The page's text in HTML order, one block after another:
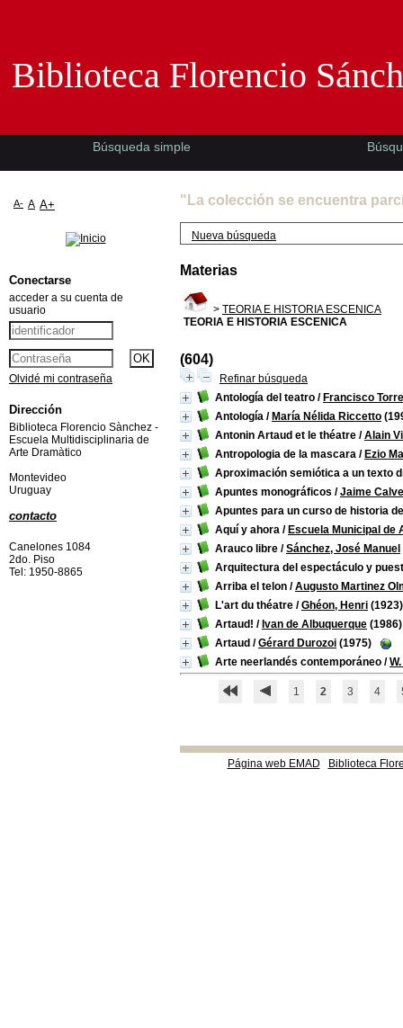
"La colección se encuentra
Nueva búsqueda
Materias
> TEORIA E HISTORIA ESCENICA
TEORIA E HISTORIA ESCENICA
(604)
Refinar búsqueda
Antología del teatro / Francisco
Antología / María Nélida Riccetto
Antonin Artaud et le théatre /Alain
Antropologia de la mascara / Ezio
Aproximación semiótica a un texto
Apuntes monográficos /Jaime
Apuntes para un curso de historia
Aquí y ahora / Escuela Municipal de
Arauco libre /Sánchez, José Manuel
Arquitectura del espectáculo y
Arriba el telon /Augusto Martinez
L'art du théatre /Ghéon, Henri (1923)
Artaud! / Ivan de Albuquerque (1986)
Artaud /Gérard Durozoi (1975)
Arte neerlandés contemporáneo /
1 2 3 4
Página web EMAD Biblioteca
Biblioteca Florencio
Búsqueda simple
A- A A+
Conectarse
acceder a su cuenta de
usuario
Olvidé mi contraseña
Dirección
Biblioteca Florencio Sànchez -
Escuela Multidisciplinaria de
Arte Dramàtico
Montevideo
Uruguay
contacto
Canelones 1084
2do. Piso
Tel: 1950-8865